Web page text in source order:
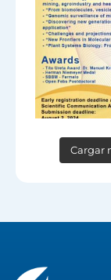
Cargar